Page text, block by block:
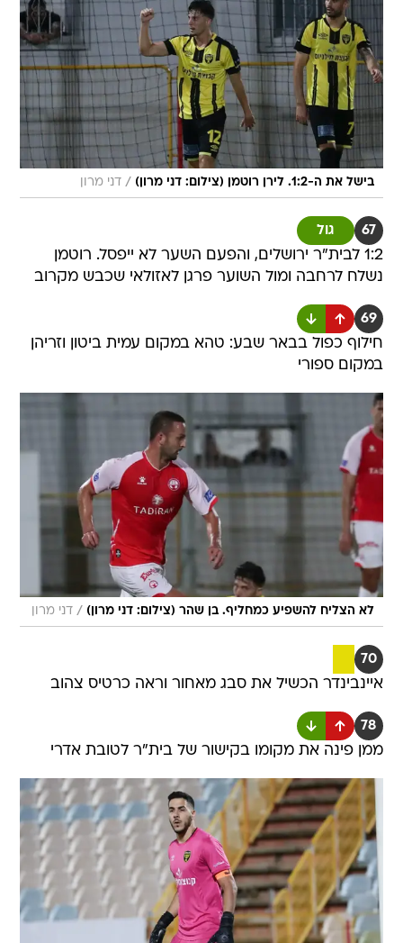
בישל את ה-1:2. לירן רוטמן (צילום: דני מרון) / דני מרון
67 גול
1:2 לבית"ר ירושלים, והפעם השער לא ייפסל. רוטמן
נשלח לרחבה ומול השוער פרגן לאזולאי שכבש מקרוב
69
חילוף כפול בבאר שבע: טהא במקום עמית ביטון וזריהן
במקום ספורי
לא הצליח להשפיע כמחליף. בן שהר (צילום: דני מרון) / דני מרון
70
איינבינדר הכשיל את סבג מאחור וראה כרטיס צהוב
78
ממן פינה את מקומו בקישור של בית"ר לטובת אדרי